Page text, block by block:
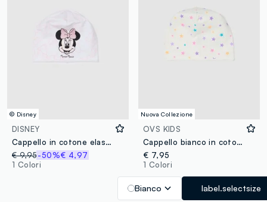
© Disney
DISNEY
Cappello in cotone elasticizzato multicolor da bambina con stampa Minnie
€ 9,95-50%€ 4,97
1 Colori
Nuova Collezione
OVS KIDS
Cappello bianco in cotone elasticizzato con stampa stelle per bambina
€ 7,95
1 Colori
Bianco label.selectsize